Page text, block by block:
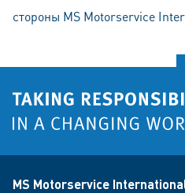
стороны MS Motorservice
MS Motorservice